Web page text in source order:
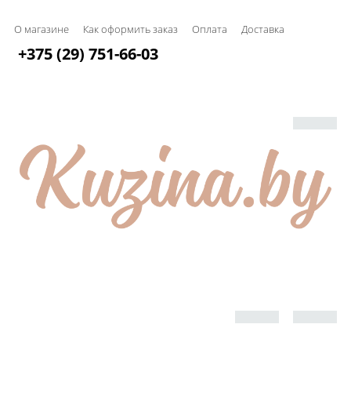
О магазине Как оформить заказ Оплата Доставка
+375 (29) 751-66-03